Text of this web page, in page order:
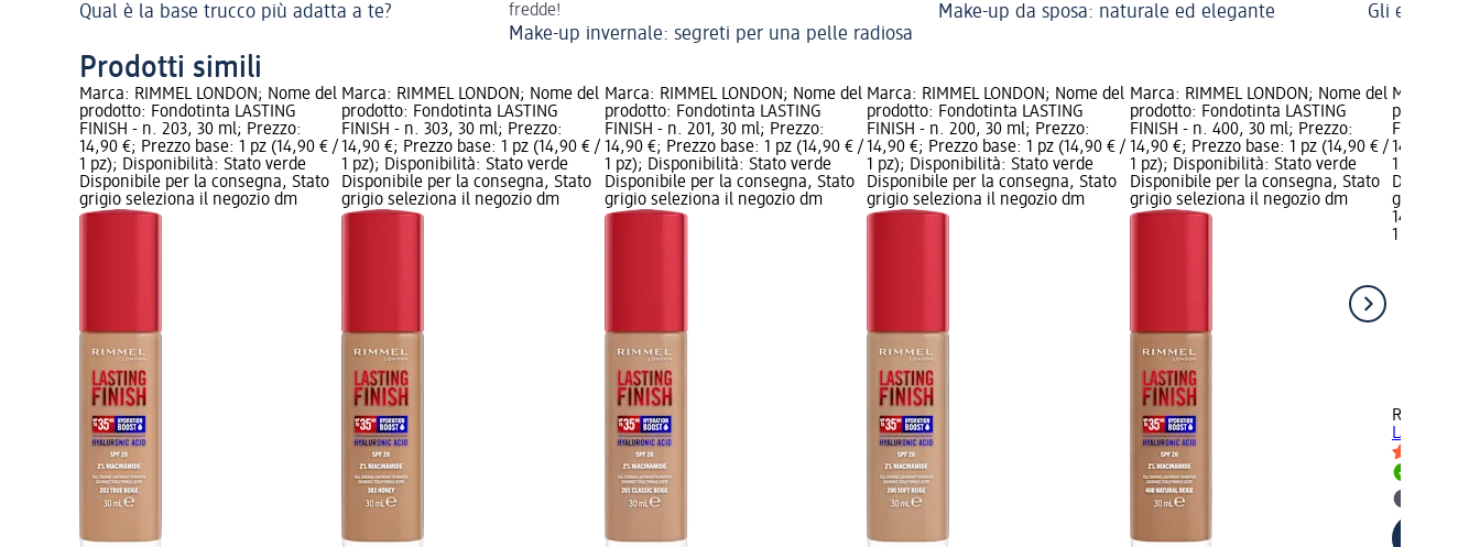
Qual è la base trucco più adatta a te?
fredde!
Make-up invernale: segreti per una pelle radiosa
Make-up da sposa: naturale ed elegante Gli errori
Prodotti simili
Marca: RIMMEL LONDON; Nome del
prodotto: Fondotinta LASTING
FINISH - n. 203, 30 ml; Prezzo:
14,90 €; Prezzo base: 1 pz (14,90 € /
1 pz); Disponibilità: Stato verde
Disponibile per la consegna, Stato
grigio seleziona il negozio dm
Marca: RIMMEL LONDON; Nome del
prodotto: Fondotinta LASTING
FINISH - n. 303, 30 ml; Prezzo:
14,90 €; Prezzo base: 1 pz (14,90 € /
1 pz); Disponibilità: Stato verde
Disponibile per la consegna, Stato
grigio seleziona il negozio dm
Marca: RIMMEL LONDON; Nome del
prodotto: Fondotinta LASTING
FINISH - n. 201, 30 ml; Prezzo:
14,90 €; Prezzo base: 1 pz (14,90 € /
1 pz); Disponibilità: Stato verde
Disponibile per la consegna, Stato
grigio seleziona il negozio dm
Marca: RIMMEL LONDON; Nome del
prodotto: Fondotinta LASTING
FINISH - n. 200, 30 ml; Prezzo:
14,90 €; Prezzo base: 1 pz (14,90 € /
1 pz); Disponibilità: Stato verde
Disponibile per la consegna, Stato
grigio seleziona il negozio dm
Marca: RIMMEL LONDON; Nome del
prodotto: Fondotinta LASTING
FINISH - n. 400, 30 ml; Prezzo:
14,90 €; Prezzo base: 1 pz (14,90 € /
1 pz); Disponibilità: Stato verde
Disponibile per la consegna, Stato
grigio seleziona il negozio dm
Marca:
prodotto:
FINISH - n.
14,90 €;
1 pz);
Disponibile
grigio
14,90 €
1 pz (14,90
RIMMEL
LASTING